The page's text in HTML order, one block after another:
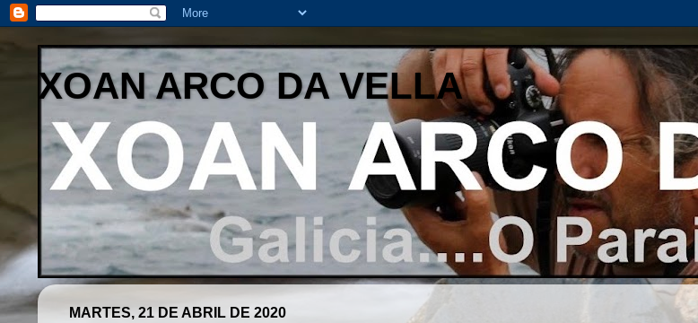
XOAN ARCO DA VELLA
MARTES, 21 DE ABRIL DE 2020